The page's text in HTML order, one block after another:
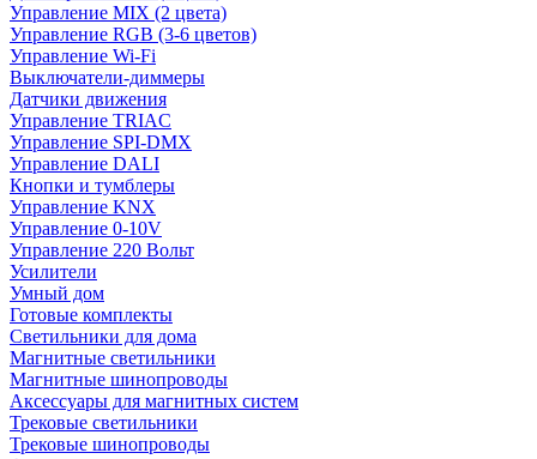
Управление MIX (2 цвета)
Управление RGB (3-6 цветов)
Управление Wi-Fi
Выключатели-диммеры
Датчики движения
Управление TRIAC
Управление SPI-DMX
Управление DALI
Кнопки и тумблеры
Управление KNX
Управление 0-10V
Управление 220 Вольт
Усилители
Умный дом
Готовые комплекты
Светильники для дома
Магнитные светильники
Магнитные шинопроводы
Аксессуары для магнитных систем
Трековые светильники
Трековые шинопроводы